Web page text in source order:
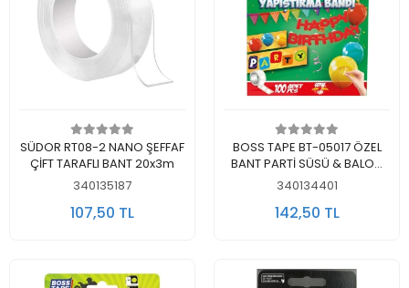
Sepete Ekle
SÜDOR RT08-2 NANO ŞEFFAF
ÇİFT TARAFLI BANT 20x3m
340135187
107,50 TL
Sepete Ekle
BOSS TAPE BT-05017 ÖZEL
BANT PARTİ SÜSÜ & BALON
YAPIŞTIRMA BANDI ŞEFFAF10
340134401
142,50 TL